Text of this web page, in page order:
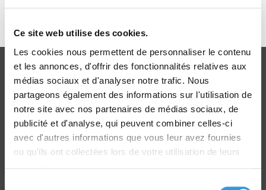
Ce site web utilise des cookies.
Les cookies nous permettent de personnaliser le contenu
et les annonces, d'offrir des fonctionnalités relatives aux
médias sociaux et d'analyser notre trafic. Nous
partageons également des informations sur l'utilisation de
notre site avec nos partenaires de médias sociaux, de
publicité et d'analyse, qui peuvent combiner celles-ci
avec d'autres informations que vous leur avez fournies
ou qu'ils ont collectées lors de votre utilisation de leurs
Veuillez vous connecter pour accéder à cette publication
Livraison
dans le monde entier